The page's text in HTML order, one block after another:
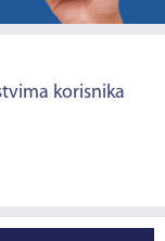
korisnika